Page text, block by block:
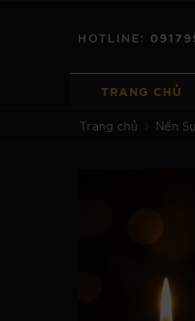
HOTLINE:
TRANG CHỦ
Trang chủ Nến